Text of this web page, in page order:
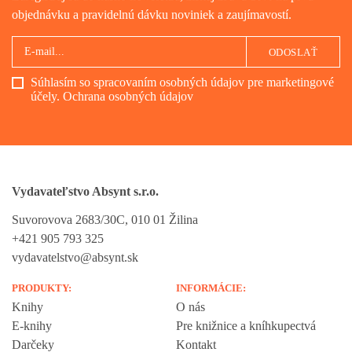
objednávku a pravidelnú dávku noviniek a zaujímavostí.
Súhlasím so spracovaním osobných údajov pre marketingové
účely. Ochrana osobných údajov
ODOSLAŤ
Vydavateľstvo Absynt s.r.o.
Suvorovova 2683/30C, 010 01 Žilina
+421 905 793 325
vydavatelstvo@absynt.sk
PRODUKTY:
Knihy
E-knihy
Darčeky
INFORMÁCIE:
O nás
Pre knižnice a kníhkupectvá
Kontakt